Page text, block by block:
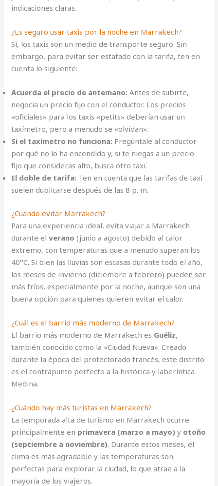
indicaciones claras.
¿Es seguro usar taxis por la noche en Marrakech?
Sí, los taxis son un medio de transporte seguro. Sin
embargo, para evitar ser estafado con la tarifa, ten en
cuenta lo siguiente:
Acuerda el precio de antemano: Antes de subirte,
negocia un precio fijo con el conductor. Los precios
«oficiales» para los taxis «petits» deberían usar un
taxímetro, pero a menudo se «olvidan».
Si el taxímetro no funciona: Pregúntale al conductor
por qué no lo ha encendido y, si te niegas a un precio
fijo que consideras alto, busca otro taxi.
El doble de tarifa: Ten en cuenta que las tarifas de taxi
suelen duplicarse después de las 8 p. m.
¿Cuándo evitar Marrakech?
Para una experiencia ideal, evita viajar a Marrakech
durante elverano (junio a agosto) debido al calor
extremo, con temperaturas que a menudo superan los
40°C. Si bien las lluvias son escasas durante todo el año,
los meses de invierno (diciembre a febrero) pueden ser
más fríos, especialmente por la noche, aunque son una
buena opción para quienes quieren evitar el calor.
¿Cuál es el barrio más moderno de Marrakech?
El barrio más moderno de Marrakech es Guéliz,
también conocido como la «Ciudad Nueva». Creado
durante la época del protectorado francés, este distrito
es el contrapunto perfecto a la histórica y laberíntica
Medina.
¿Cuándo hay más turistas en Marrakech?
La temporada alta de turismo en Marrakech ocurre
principalmente en primavera (marzo a mayo) y otoño
(septiembre a noviembre). Durante estos meses, el
clima es más agradable y las temperaturas son
perfectas para explorar la ciudad, lo que atrae a la
mayoría de los viajeros.